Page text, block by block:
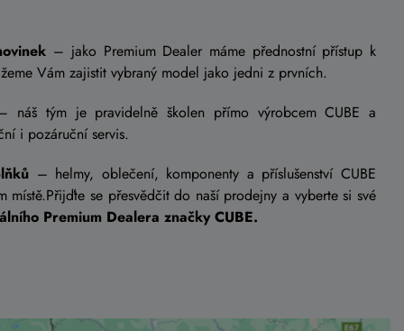
– jako Premium Dealer máme přednostní přístup k
Vám zajistit vybraný model jako jedni z prvních.
tým je pravidelně školen přímo výrobcem CUBE a
i pozáruční servis.
– helmy, oblečení, komponenty a příslušenství CUBE
místě.Přijďte se přesvědčit do naší prodejny a vyberte si své
Premium Dealera značky CUBE.